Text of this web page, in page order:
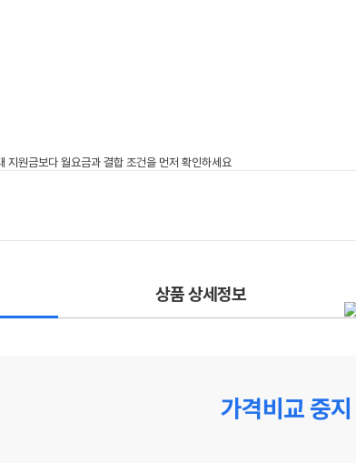
상품 상세정보
가격비교 중지